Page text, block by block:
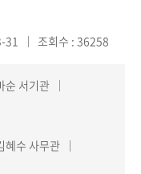
31 조회수 : 36258
순 서기관
혜수 사무관